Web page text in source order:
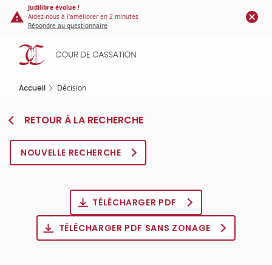
Panneau de gestion des cookies
contenu
principal
Judilibre évolue !
Aidez-nous à l'améliorer en 2 minutes
Répondre au questionnaire
Accueil Décision
RETOUR À LA RECHERCHE
NOUVELLE RECHERCHE
TÉLÉCHARGER PDF
TÉLÉCHARGER PDF SANS ZONAGE